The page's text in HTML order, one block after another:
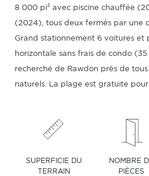
8 000 pi² avec piscine chauffée
(2024), tous deux fermés par une
Grand stationnement 6 voitures et
horizontale sans frais de condo
recherché de Rawdon près de
naturels. La plage est gratuite pour
SUPERFICIE DU
TERRAIN
NOMBRE
PIÈCES